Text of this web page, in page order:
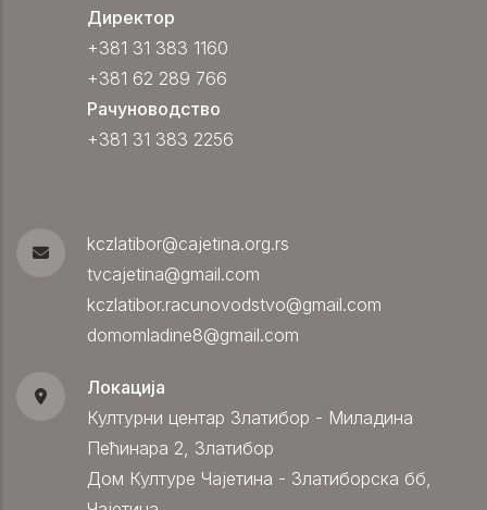
Директор
+381 31 383 1160
+381 62 289 766
Рачуноводство
+381 31 383 2256
kczlatibor@cajetina.org.rs
tvcajetina@gmail.com
kczlatibor.racunovodstvo@gmail.com
domomladine8@gmail.com
Локација
Културни центар Златибор - Миладина
Пећинара 2, Златибор
Дом Културе Чајетина - Златиборска бб,